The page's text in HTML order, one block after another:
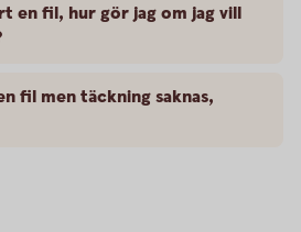
en fil, hur gör jag om jag vill
fil men täckning saknas,